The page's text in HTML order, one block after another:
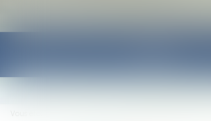
le
menu